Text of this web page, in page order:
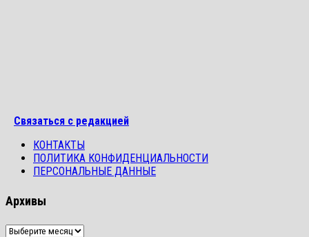
Связаться с редакцией
КОНТАКТЫ
ПОЛИТИКА КОНФИДЕНЦИАЛЬНОСТИ
ПЕРСОНАЛЬНЫЕ ДАННЫЕ
Архивы
Архивы